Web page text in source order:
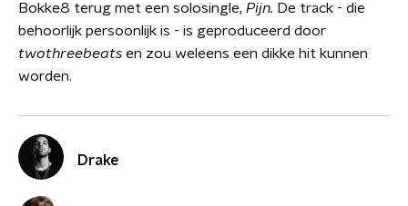
Bokke8 terug met een solosingle, Pijn. De track - die
behoorlijk persoonlijk is - is geproduceerd door
twothreebeats​ en zou weleens een dikke hit kunnen
worden.
Drake